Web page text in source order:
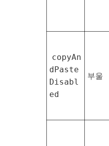
copyAn
dPaste
Disabl
ed
부울